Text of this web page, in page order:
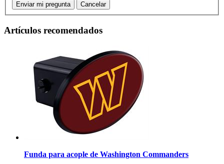
Enviar mi pregunta Cancelar
Artículos recomendados
Funda para acople de Washington Commanders